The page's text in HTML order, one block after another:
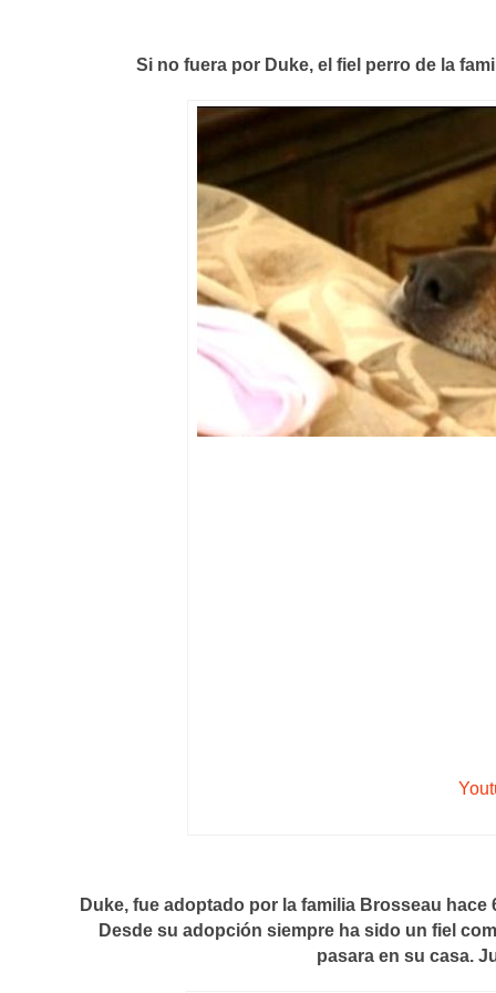
Si no fuera por Duke, el fiel perro de la
Duke, fue adoptado por la familia Brosseau
Desde su adopción siempre ha sido un fiel
pasara en su casa.